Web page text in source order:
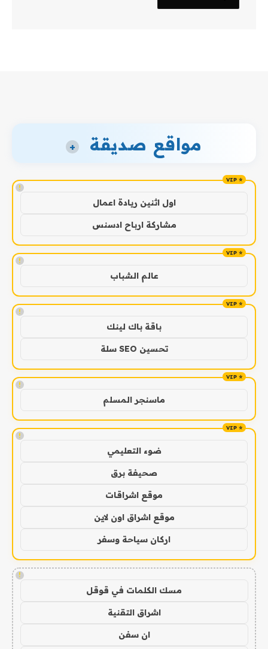
مواقع صديقة +
!
اول اثنين ريادة اعمال
مشاركة ارباح ادسنس
!
عالم الشباب
!
باقة باك لينك
تحسين SEO سلة
!
ماسنجر المسلم
!
ضوء التعليمي
صحيفة برق
موقع اشراقات
موقع اشراق اون لاين
اركان سياحة وسفر
!
مسك الكلمات في قوقل
اشراق التقنية
ان سفن